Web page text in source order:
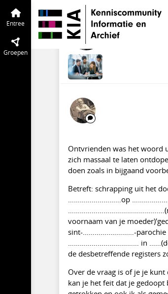
Entree
Groepen
KIA Community Entree
sep 2010
Ontvrienden was het woord
zich massaal te laten
doen zoals in bijgaand
Betreft: schrapping uit het
………………………op
voornaam van je
sint-…………..…………-
……………………………… in ……(de
de desbetreffende registers
Over de vraag is of je je
kan je het feit dat je